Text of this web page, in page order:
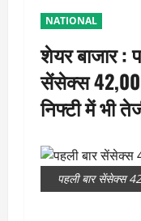
NATIONAL
शेयर बाजार :
सेंसेक्स
निफ्टी में भी
पहली बार सेंसेक्स